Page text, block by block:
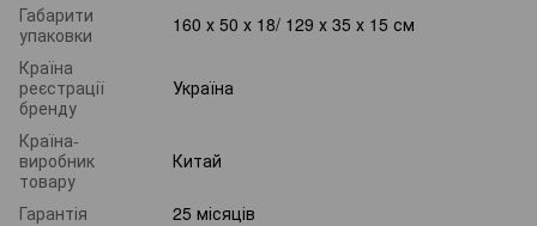
Габарити
упаковки
160 х 50 х 18/ 129 х 35 х 15 см
Країна
реєстрації
бренду
Україна
Країна-
виробник
товару
Китай
Гарантія
25 місяців